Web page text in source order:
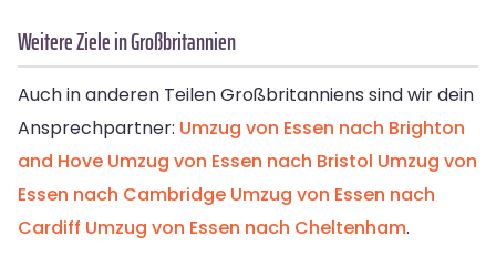
Weitere Ziele in Großbritannien
Auch in anderen Teilen Großbritanniens sind wir dein
Ansprechpartner: Umzug von Essen nach Brighton
and Hove Umzug von Essen nach Bristol Umzug von
Essen nach Cambridge Umzug von Essen nach
Cardiff Umzug von Essen nach Cheltenham.